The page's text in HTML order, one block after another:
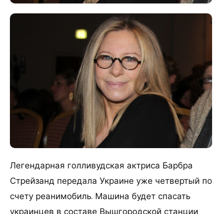
Легендарная голливудская актриса Барбра
Стрейзанд передала Украине уже четвертый по
счету реанимобиль. Машина будет спасать
украинцев в составе Вышгородской станции